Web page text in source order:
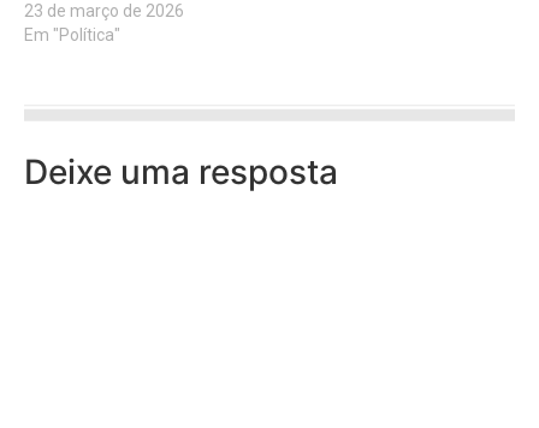
23 de março de 2026
Em "Política"
Deixe uma resposta